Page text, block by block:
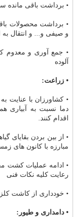
• برداشت باقی مانده
• برداشت محصولات
و صیفی و... و انتقال به
• جمع آوری و معدوم
آلوده
• زراعت:
• كشاورزان با عنایت
دما نسبت به آبیاری
اقدام كنند.
• از بین بردن بقایای
مبارزه با كانون های
• ادامه عملیات كشت
رعایت كلیه نكات فنی
• خودداری از كاشت
• دامداری و طیور: